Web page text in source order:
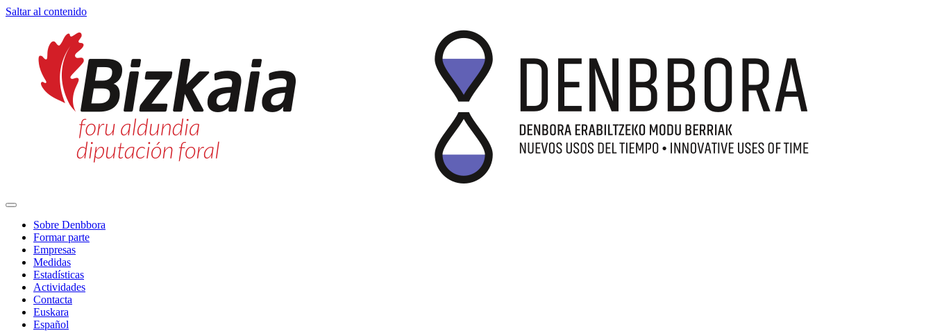
Saltar al contenido
Navegación
principal
Sobre Denbbora
Formar parte
Empresas
Medidas
Estadísticas
Actividades
Contacta
Euskara
Español